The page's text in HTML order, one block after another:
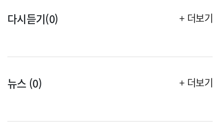
다시듣기(0) + 더보기
뉴스 (0) + 더보기